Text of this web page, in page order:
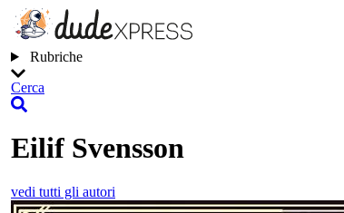
Rubriche
Cerca
Eilif Svensson
vedi tutti gli autori